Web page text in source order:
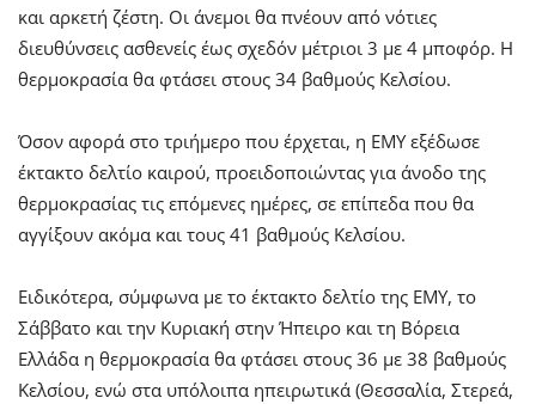
και αρκετή ζέστη. Οι άνεμοι θα πνέουν από νότιες
διευθύνσεις ασθενείς έως σχεδόν μέτριοι 3 με 4 μποφόρ. Η
θερμοκρασία θα φτάσει στους 34 βαθμούς Κελσίου.
Όσον αφορά στο τριήμερο που έρχεται, η ΕΜΥ εξέδωσε
έκτακτο δελτίο καιρού, προειδοποιώντας για άνοδο της
θερμοκρασίας τις επόμενες ημέρες, σε επίπεδα που θα
αγγίξουν ακόμα και τους 41 βαθμούς Κελσίου.
Ειδικότερα, σύμφωνα με το έκτακτο δελτίο της ΕΜΥ, το
Σάββατο και την Κυριακή στην Ήπειρο και τη Βόρεια
Ελλάδα η θερμοκρασία θα φτάσει στους 36 με 38 βαθμούς
Κελσίου, ενώ στα υπόλοιπα ηπειρωτικά (Θεσσαλία, Στερεά,